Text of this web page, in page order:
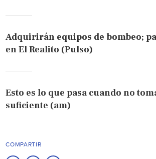
Adquirirán equipos de bombeo;
en El Realito (Pulso)
Esto es lo que pasa cuando no
suficiente (am)
COMPARTIR